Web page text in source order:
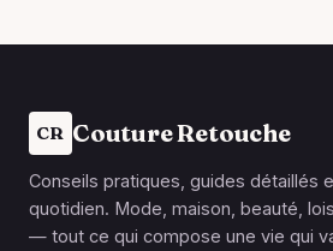
CR Couture Retouche
Conseils pratiques, guides détaillés
quotidien. Mode, maison, beauté,
— tout ce qui compose une vie qui